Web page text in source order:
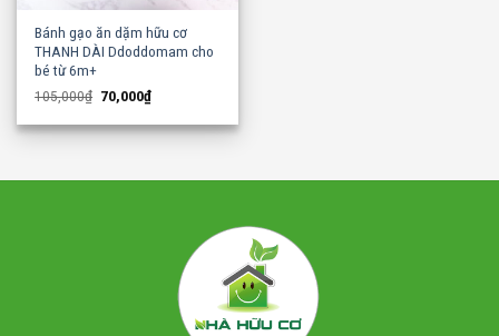
Bánh gạo ăn dặm hữu cơ
THANH DÀI Ddoddomam cho
bé từ 6m+
105,000₫ Original
price
was:
105,000₫.
70,000₫Current
is:
70,000₫.